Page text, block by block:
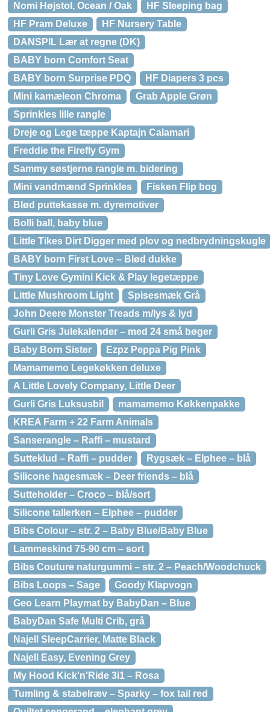
Nomi Højstol, Ocean / Oak
HF Sleeping bag
HF Pram Deluxe
HF Nursery Table
DANSPIL Lær at regne (DK)
BABY born Comfort Seat
BABY born Surprise PDQ
HF Diapers 3 pcs
Mini kamæleon Chroma
Grab Apple Grøn
Sprinkles lille rangle
Dreje og Lege tæppe Kaptajn Calamari
Freddie the Firefly Gym
Sammy søstjerne rangle m. bidering
Mini vandmænd Sprinkles
Fisken Flip bog
Blød puttekasse m. dyremotiver
Bolli ball, baby blue
Little Tikes Dirt Digger med plov og nedbrydningskugle
BABY born First Love – Blød dukke
Tiny Love Gymini Kick & Play legetæppe
Little Mushroom Light
Spisesmæk Grå
John Deere Monster Treads m/lys & lyd
Gurli Gris Julekalender – med 24 små bøger
Baby Born Sister
Ezpz Peppa Pig Pink
Mamamemo Legekøkken deluxe
A Little Lovely Company, Little Deer
Gurli Gris Luksusbil
mamamemo Køkkenpakke
KREA Farm + 22 Farm Animals
Sanserangle – Raffi – mustard
Sutteklud – Raffi – pudder
Rygsæk – Elphee – blå
Silicone hagesmæk – Deer friends – blå
Sutteholder – Croco – blå/sort
Silicone tallerken – Elphee – pudder
Bibs Colour – str. 2 – Baby Blue/Baby Blue
Lammeskind 75-90 cm – sort
Bibs Couture naturgummi – str. 2 – Peach/Woodchuck
Bibs Loops – Sage
Goody Klapvogn
Geo Learn Playmat by BabyDan – Blue
BabyDan Safe Multi Crib, grå
Najell SleepCarrier, Matte Black
Najell Easy, Evening Grey
My Hood Kick'n'Ride 3i1 – Rosa
Tumling & stabelræv – Sparky – fox tail red